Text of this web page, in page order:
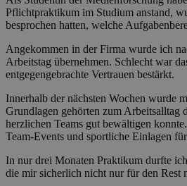
Pflichtpraktikum im Studium anstand,
besprochen hatten, welche
Angekommen in der Firma wurde ich
Arbeitstag übernehmen. Schlecht war
entgegengebrachte Vertrauen bestärkt.
Innerhalb der nächsten Wochen wurde
Grundlagen gehörten zum Arbeitsalltag
herzlichen Teams gut bewältigen
Team-Events und sportliche Einlagen
In nur drei Monaten Praktikum durfte
die mir sicherlich nicht nur für den Rest